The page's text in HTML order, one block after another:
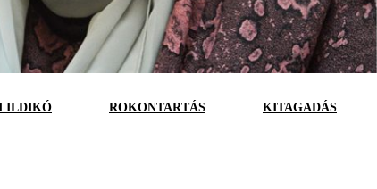
ILDIKÓ ROKONTARTÁS KITAGADÁS